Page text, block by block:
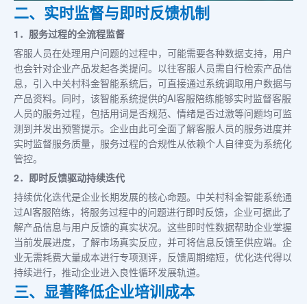
二、实时监督与即时反馈机制
1．服务过程的全流程监督
客服人员在处理用户问题的过程中，可能需要各种数据支持，用户
也会针对企业产品发起各类提问。以往客服人员需自行检索产品信
息，引入中关村科金智能系统后，可直接通过系统调取用户数据与
产品资料。同时，该智能系统提供的AI客服陪练能够实时监督客服
人员的服务过程，包括用词是否规范、情绪是否过激等问题均可监
测到并发出预警提示。企业由此可全面了解客服人员的服务进度并
实时监督服务质量，服务过程的合规性从依赖个人自律变为系统化
管控。
2．即时反馈驱动持续迭代
持续优化迭代是企业长期发展的核心命题。中关村科金智能系统通
过AI客服陪练，将服务过程中的问题进行即时反馈，企业可据此了
解产品信息与用户反馈的真实状况。这些即时性数据帮助企业掌握
当前发展进度，了解市场真实反应，并可将信息反馈至供应端。企
业无需耗费大量成本进行专项测评，反馈周期缩短，优化迭代得以
持续进行，推动企业进入良性循环发展轨道。
三、显著降低企业培训成本